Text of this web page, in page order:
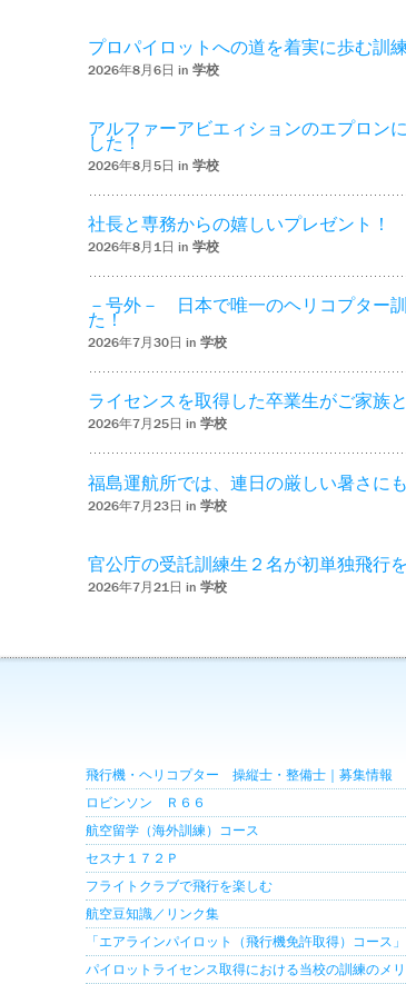
プロパイロットへの道を着実に歩む訓
2026年8月6日 in 学校
アルファーアビエィションのエプロン
した！
2026年8月5日 in 学校
社長と専務からの嬉しいプレゼント！
2026年8月1日 in 学校
－号外－ 日本で唯一のヘリコプター
た！
2026年7月30日 in 学校
ライセンスを取得した卒業生がご家族
2026年7月25日 in 学校
福島運航所では、連日の厳しい暑さに
2026年7月23日 in 学校
官公庁の受託訓練生２名が初単独飛行
2026年7月21日 in 学校
飛行機・ヘリコプター 操縦士・整備士｜募集情報
ロビンソン Ｒ６６
航空留学（海外訓練）コース
セスナ１７２Ｐ
フライトクラブで飛行を楽しむ
航空豆知識／リンク集
「エアラインパイロット（飛行機免許取得）コース」
パイロットライセンス取得における当校の訓練のメリ